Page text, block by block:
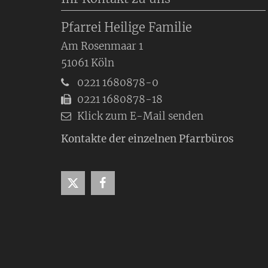
Pfarrei Heilige Familie
Am Rosenmaar 1
51061 Köln
0221 1680878-0
0221 1680878-18
Klick zum E-Mail senden
Kontakte der einzelnen Pfarrbüros